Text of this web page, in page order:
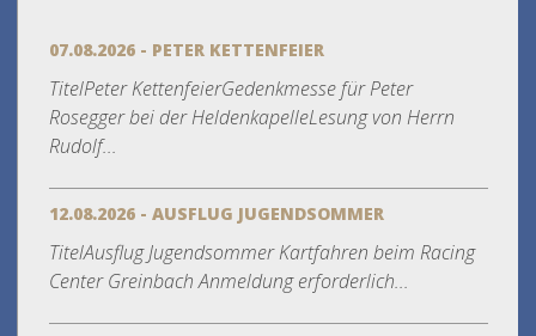
07.08.2026 - PETER KETTENFEIER
TitelPeter KettenfeierGedenkmesse für Peter
Rosegger bei der HeldenkapelleLesung von Herrn
Rudolf...
12.08.2026 - AUSFLUG JUGENDSOMMER
TitelAusflug Jugendsommer Kartfahren beim Racing
Center Greinbach Anmeldung erforderlich...